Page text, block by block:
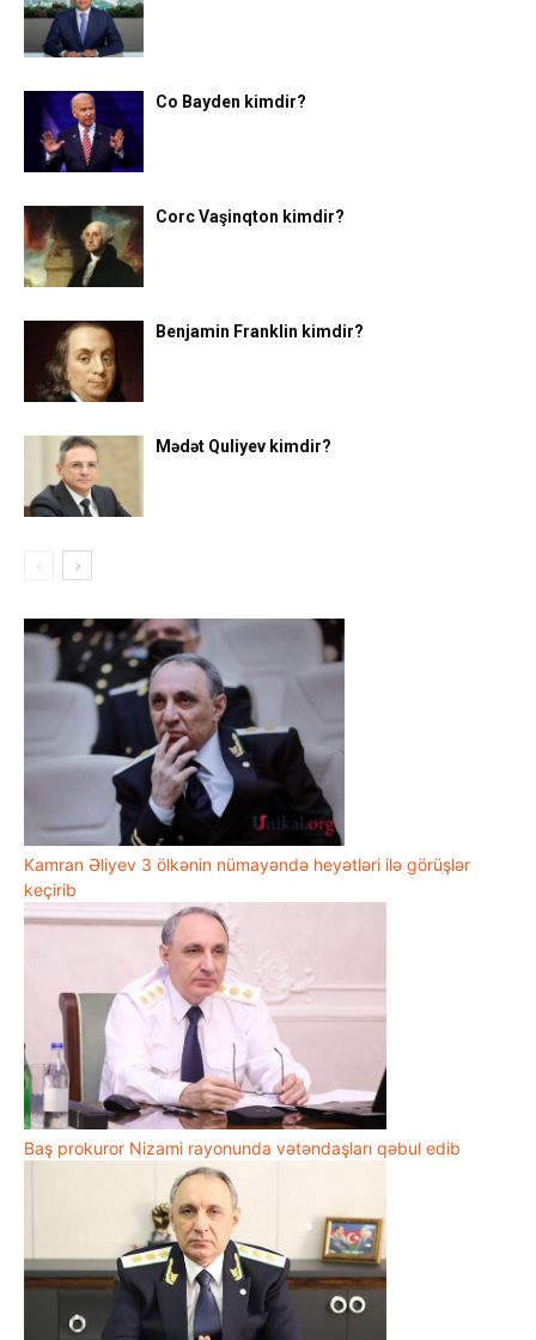
Co Bayden kimdir?
Corc Vaşinqton kimdir?
Benjamin Franklin kimdir?
Mədət Quliyev kimdir?
Kamran Əliyev 3 ölkənin nümayəndə heyətləri ilə görüşlər
keçirib
Baş prokuror Nizami rayonunda vətəndaşları qəbul edib